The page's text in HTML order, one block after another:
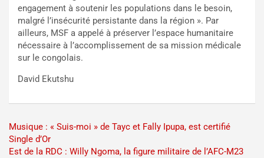
engagement à soutenir les populations dans le besoin,
malgré l’insécurité persistante dans la région ». Par
ailleurs, MSF a appelé à préserver l’espace humanitaire
nécessaire à l’accomplissement de sa mission médicale
sur le congolais.
David Ekutshu
Navigation
de
Musique : « Suis-moi » de Tayc et Fally Ipupa, est certifié
Single d’Or
Est de la RDC : Willy Ngoma, la figure militaire de l’AFC-M23